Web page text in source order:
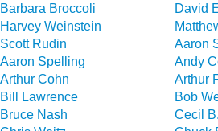
Barbara Broccoli
David
Harvey Weinstein
Scott Rudin
Aaron
Aaron Spelling
Andy
Arthur Cohn
Arthur
Bill Lawrence
Bob
Bruce Nash
Cecil